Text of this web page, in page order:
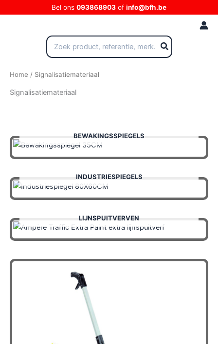
naar
Bel ons 093868903 of info@bfh.be
Zoeken
naar:
Home / Signalisatiemateriaal
Signalisatiemateriaal
BEWAKINGSSPIEGELS
INDUSTRIESPIEGELS
LIJNSPUITVERVEN